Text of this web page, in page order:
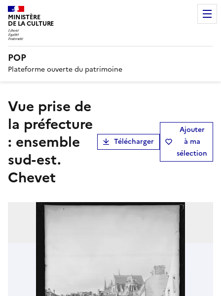
MINISTÈRE
DE LA CULTURE
POP
Plateforme ouverte du patrimoine
Vue prise de
la préfecture
: ensemble
sud-est.
Chevet
Télécharger
Ajouter
à ma
sélection